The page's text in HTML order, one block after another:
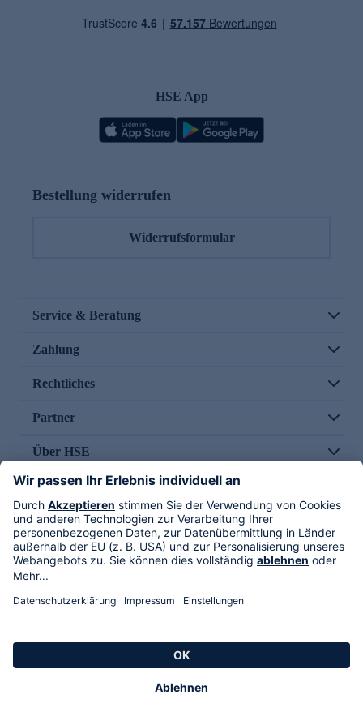
HSE App
Bestellung widerrufen
Widerrufsformular
Service & Beratung
Zahlung
Rechtliches
Partner
Über HSE
Im TV
HSE International